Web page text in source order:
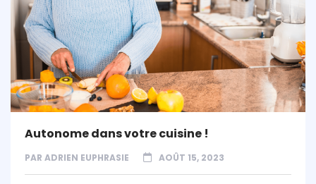
Autonome dans votre cuisine !
PAR ADRIEN EUPHRASIE AOÛT 15, 2023